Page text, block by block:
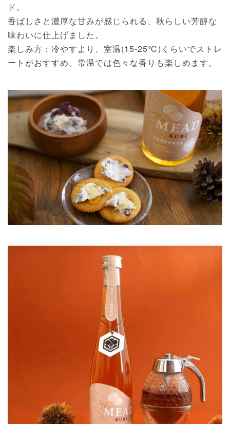
ド。
香ばしさと濃厚な甘みが感じられる、秋らしい芳醇な
味わいに仕上げました。
楽しみ方：冷やすより、室温(15-25℃)くらいでストレ
ートがおすすめ。常温では色々な香りも楽しめます。